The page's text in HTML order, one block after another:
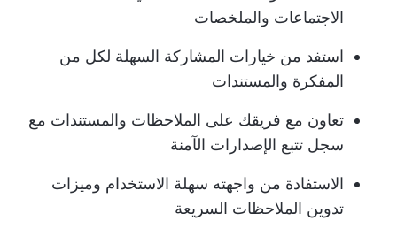
الاجتماعات والملخصات
استفد من خيارات المشاركة السهلة لكل من
المفكرة والمستندات
تعاون مع فريقك على الملاحظات والمستندات مع
سجل تتبع الإصدارات الآمنة
الاستفادة من واجهته سهلة الاستخدام وميزات
تدوين الملاحظات السريعة